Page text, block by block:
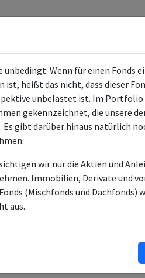
TAMAC Global
LU2490323289
LU0594047259
Universal Investment
Thome Asset
unbedingt: Wenn für einen Fonds
ist, heißt das nicht, dass dieser
unbelastet ist. Im Portfolio
gekennzeichnet, die unsere
Es gibt darüber hinaus natürlich
wir nur die Aktien und
Immobilien, Derivate und
(Mischfonds und Dachfonds)
aus.